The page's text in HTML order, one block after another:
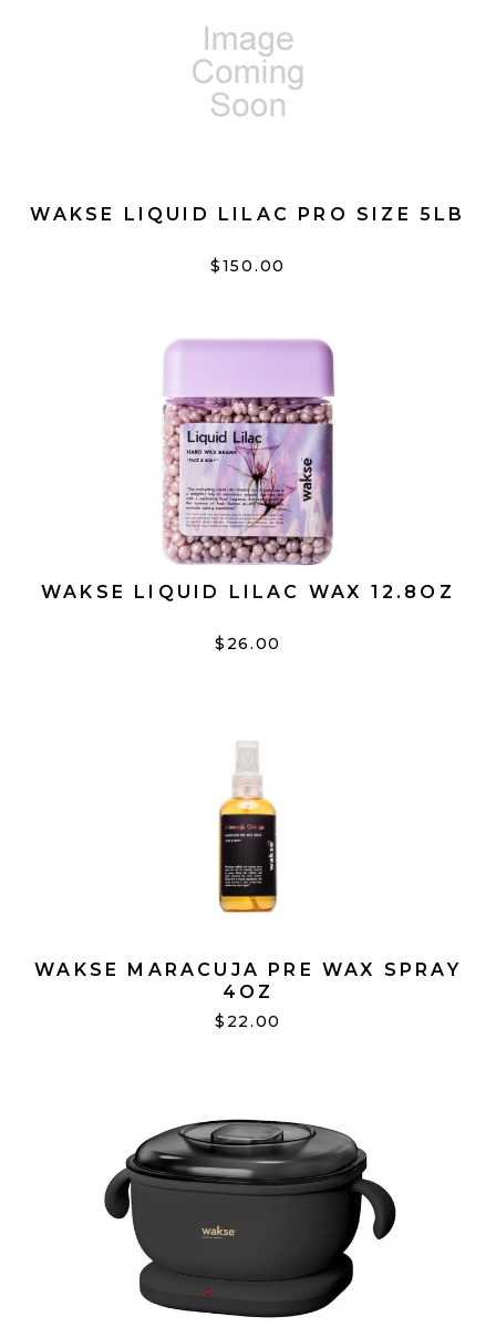
WAKSE LIQUID LILAC PRO SIZE 5LB
$150.00
WAKSE LIQUID LILAC WAX 12.8OZ
$26.00
WAKSE MARACUJA PRE WAX SPRAY
4OZ
$22.00